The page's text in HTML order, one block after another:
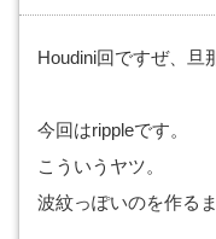
Houdini回ですぜ、旦
今回はrippleです。
こういうヤツ。
波紋っぽいのを作る